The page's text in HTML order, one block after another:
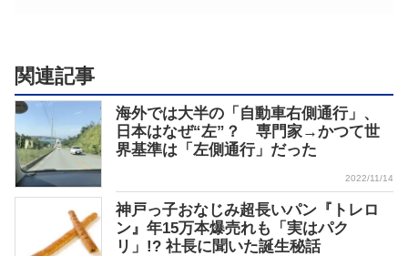
関連記事
海外では大半の「自動車右側通行」、
日本はなぜ“左”？ 専門家→かつて世
界基準は「左側通行」だった
2022/11/14
神戸っ子おなじみ超長いパン『トレロ
ン』年15万本爆売れも「実はパク
リ」!? 社長に聞いた誕生秘話